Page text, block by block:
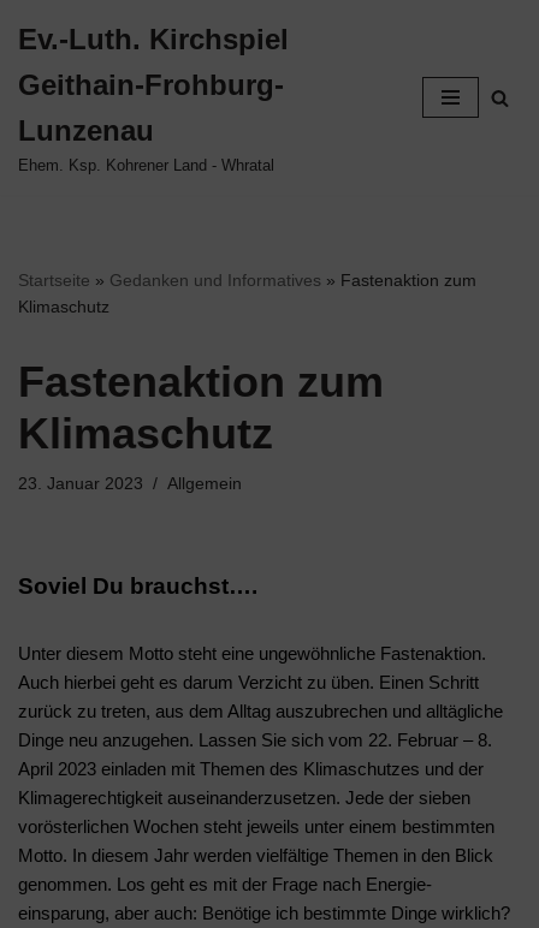
Inhalt
springen
Ev.-Luth. Kirchspiel
Geithain-Frohburg-
Lunzenau
Ehem. Ksp. Kohrener Land - Whratal
Startseite » Gedanken und Informatives » Fastenaktion zum
Klimaschutz
Fastenaktion zum
Klimaschutz
23. Januar 2023 Allgemein
Soviel Du brauchst….
Unter diesem Motto steht eine ungewöhnliche Fastenaktion.
Auch hierbei geht es darum Verzicht zu üben. Einen Schritt
zurück zu treten, aus dem Alltag auszubrechen und alltägliche
Dinge neu anzugehen. Lassen Sie sich vom 22. Februar – 8.
April 2023 einladen mit Themen des Klimaschutzes und der
Klimagerechtigkeit auseinanderzusetzen. Jede der sieben
vorösterlichen Wochen steht jeweils unter einem bestimmten
Motto. In diesem Jahr werden vielfältige Themen in den Blick
genommen. Los geht es mit der Frage nach Energie-
einsparung, aber auch: Benötige ich bestimmte Dinge wirklich?